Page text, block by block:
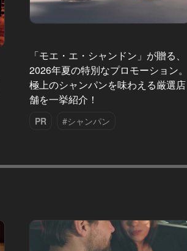
「モエ・エ・シャンドン」が贈る、
2026年夏の特別なプロモーション。
極上のシャンパンを味わえる厳選店
舗を一挙紹介！
PR #シャンパン